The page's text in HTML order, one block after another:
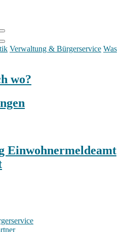
Verwaltung & Bürgerservice Was
wo?
Einwohnermeldeamt